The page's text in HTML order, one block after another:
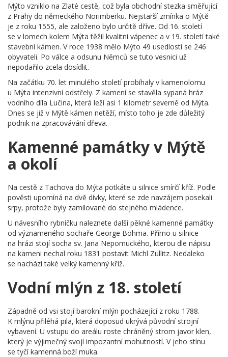
Mýto vzniklo na Zlaté cestě, což byla obchodní stezka směřující
z Prahy do německého Norimberku. Nejstarší zmínka o Mýtě
je z roku 1555, ale založeno bylo určitě dříve. Od 16. století
se v lomech kolem Mýta těžil kvalitní vápenec a v 19. století také
stavební kámen. V roce 1938 mělo Mýto 49 usedlostí se 246
obyvateli. Po válce a odsunu Němců se tuto vesnici už
nepodařilo zcela dosídlit.
Na začátku 70. let minulého století probíhaly v kamenolomu
u Mýta intenzivní odstřely. Z kamení se stavěla sypaná hráz
vodního díla Lučina, která leží asi 1 kilometr severně od Mýta.
Dnes se již v Mýtě kámen netěží, místo toho je zde důležitý
podnik na zpracovávání dřeva.
Kamenné památky v Mýtě
a okolí
Na cestě z Tachova do Mýta potkáte u silnice smírčí kříž. Podle
pověsti upomíná na dvě dívky, které se zde navzájem posekali
srpy, protože byly zamilované do stejného mládence.
U návesního rybníčku naleznete další pěkné kamenné památky
od význameného sochaře George Böhma. Přímo u silnice
na hrázi stojí socha sv. Jana Nepomuckého, kterou dle nápisu
na kameni nechal roku 1831 postavit Michl Zullitz. Nedaleko
se nachází také velký kamenný kříž.
Vodní mlýn z 18. století
Západně od vsi stojí barokní mlýn pocházející z roku 1788.
K mlýnu přiléhá pila, která doposud ukrývá původní strojní
vybavení. U vstupu do areálu roste chráněný strom javor klen,
který je výjimečný svojí impozantní mohutností. V jeho stínu
se tyčí kamenná boží muka.